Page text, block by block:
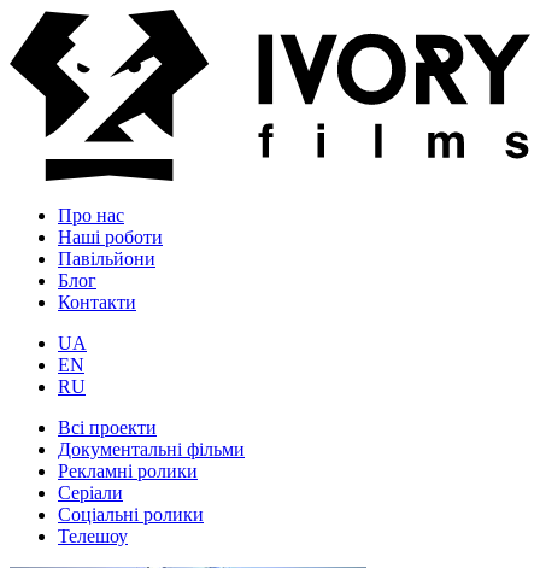
Про нас
Наші роботи
Павільйони
Блог
Контакти
UA
EN
RU
Всі проекти
Документальні фільми
Рекламні ролики
Серіали
Соціальні ролики
Телешоу